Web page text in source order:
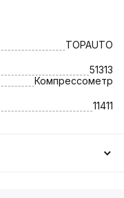
TOPAUTO
51313
Компрессометр
11411